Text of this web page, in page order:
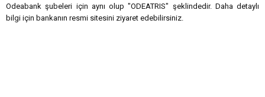
Odeabank şubeleri için aynı olup "ODEATRIS" şeklindedir. Daha detaylı
bilgi için bankanın resmi sitesini ziyaret edebilirsiniz.